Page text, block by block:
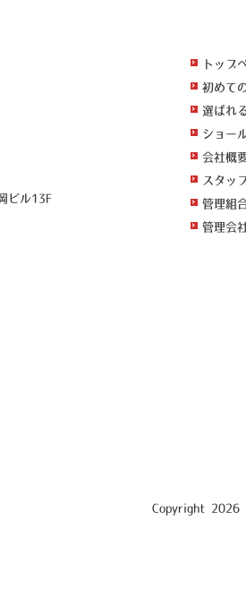
ビル13F
トップ
初めて
選ばれ
ショー
会社概
スタッ
管理組
管理会
Copyright 2026